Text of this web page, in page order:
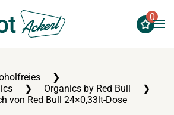
0
Organics by Red Bull
von Red Bull 24×0,33lt-Dose